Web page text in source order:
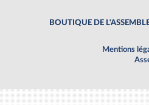
BOUTIQUE DE
Mentions